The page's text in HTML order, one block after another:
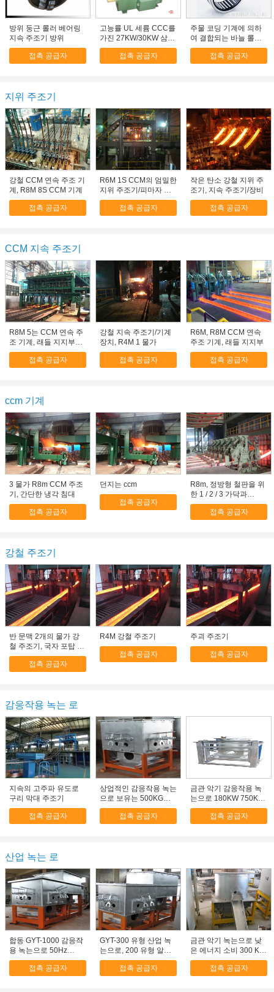
방위 둥근 롤러 베어링
지속 주조기 방위
접촉 공급자
고능률 UL 세륨 CCC를
가진 27KW/30KW 삼상
비동시성 모터
접촉 공급자
주물 코딩 기계에 의하
여 결합되는 바늘 롤러
베어링 고속 BR162416
접촉 공급자
지위 주조기
강철 CCM 연속 주조 기
계, R8M 8S CCM 기계
접촉 공급자
R6M 1S CCM의 엄밀한
지위 주조기/피마자 기
계
접촉 공급자
작은 탄소 강철 지위 주
조기, 지속 주조기/장비
접촉 공급자
CCM 지속 주조기
R8M 5는 CCM 연속 주
조 기계, 래들 지지부를
좌초시킵니다
접촉 공급자
강철 지속 주조기/기계
장치, R4M 1 물가
접촉 공급자
R6M, R8M CCM 연속
주조 기계, 래들 지지부
접촉 공급자
ccm 기계
3 물가 R8m CCM 주조
기, 간단한 냉각 침대
접촉 공급자
던지는 ccm
접촉 공급자
R8m, 정방형 철판을 위
한 1 / 2 / 3 가닥과
R10m 강관 CCM
접촉 공급자
강철 주조기
반 문맥 2개의 물가 강
철 주조기, 국자 포탑 강
철 CCM
접촉 공급자
R4M 강철 주조기
접촉 공급자
주괴 주조기
접촉 공급자
감응작용 녹는 로
지속의 고주파 유도로
구리 막대 주조기
접촉 공급자
상업적인 감응작용 녹는
으로 보유는 500KG의
집에서 만드는 유도 전
기로를 결합했습니다
접촉 공급자
금관 악기 감응작용 녹
는으로 180KW 750KG
2T/4T 260kw h/t
접촉 공급자
산업 녹는 로
합동 GYT-1000 감응작
용 녹는으로 50Hz
150An 1000kg/hour
접촉 공급자
GYT-300 유형 산업 녹
는으로, 200 유형 알루
미늄 로
접촉 공급자
금관 악기 녹는으로 낮
은 에너지 소비 300 KG
GYT300
접촉 공급자